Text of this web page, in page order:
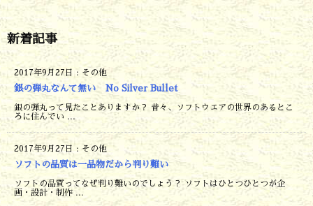
新着記事
2017年9月27日 : その他
銀の弾丸なんて無い No Silver Bullet
銀の弾丸って見たことありますか？ 昔々、ソフトウエアの世界のあるとこ
ろに住んでい ...
2017年9月27日 : その他
ソフトの品質は一品物だから判り難い
ソフトの品質ってなぜ判り難いのでしょう？ ソフトはひとつひとつが企
画・設計・制作 ...